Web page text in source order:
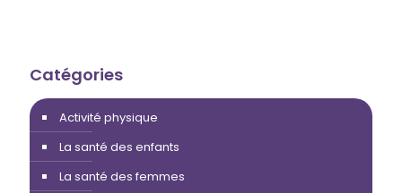
Catégories
Activité physique
La santé des enfants
La santé des femmes